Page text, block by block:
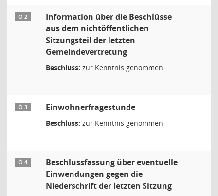
Ö 2
Information über die Beschlüsse
aus dem nichtöffentlichen
Sitzungsteil der letzten
Gemeindevertretung
Beschluss: zur Kenntnis genommen
Ö 3 Einwohnerfragestunde
Beschluss: zur Kenntnis genommen
Ö 4
Beschlussfassung über eventuelle
Einwendungen gegen die
Niederschrift der letzten Sitzung